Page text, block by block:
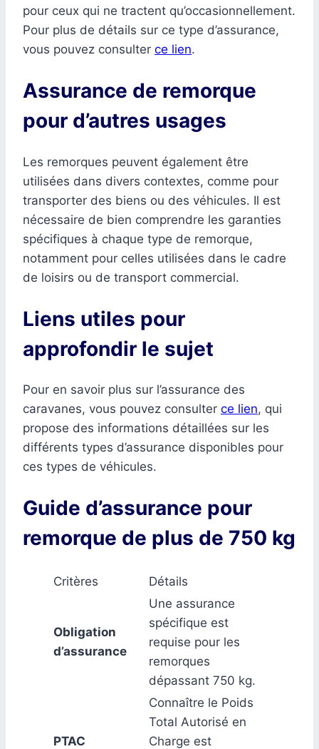
pour ceux qui ne tractent qu’occasionnellement.
Pour plus de détails sur ce type d’assurance,
vous pouvez consulter ce lien.
Assurance de remorque
pour d’autres usages
Les remorques peuvent également être
utilisées dans divers contextes, comme pour
transporter des biens ou des véhicules. Il est
nécessaire de bien comprendre les garanties
spécifiques à chaque type de remorque,
notamment pour celles utilisées dans le cadre
de loisirs ou de transport commercial.
Liens utiles pour
approfondir le sujet
Pour en savoir plus sur l’assurance des
caravanes, vous pouvez consulter ce lien, qui
propose des informations détaillées sur les
différents types d’assurance disponibles pour
ces types de véhicules.
Guide d’assurance pour
remorque de plus de 750 kg
Critères Détails
Obligation
d’assurance
Une assurance
spécifique est
requise pour les
remorques
dépassant 750 kg.
PTAC
Connaître le Poids
Total Autorisé en
Charge est